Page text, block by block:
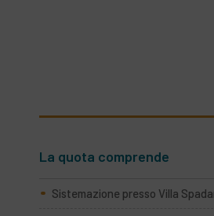
La quota comprende
Sistemazione presso Villa